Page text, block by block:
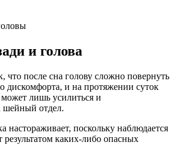
и голова
что после сна голову сложно повернуть
дискомфорта, и на протяжении суток
может лишь усилиться и
шейный отдел.
настораживает, поскольку наблюдается
результатом каких-либо опасных